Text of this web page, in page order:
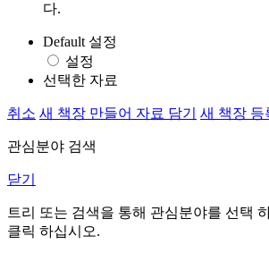
다.
Default 설정
설정
선택한 자료
취소 새 책장 만들어 자료 담기 새 책장 등
관심분야 검색
닫기
트리 또는 검색을 통해 관심분야를 선택
클릭 하십시오.